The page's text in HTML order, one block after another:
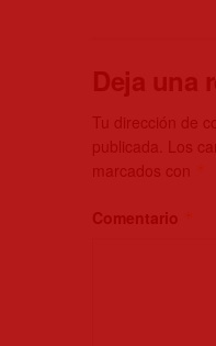
Tu dirección de
publicada. Los
marcados con
Comentario